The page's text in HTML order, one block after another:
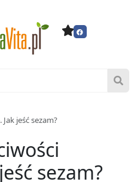
Jak jeść sezam?
sezam?